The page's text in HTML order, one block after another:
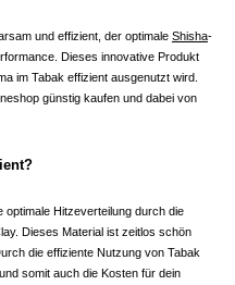
und effizient, der optimale Shisha-
Dieses innovative Produkt
im Tabak effizient ausgenutzt wird.
günstig kaufen und dabei von
optimale Hitzeverteilung durch die
Dieses Material ist zeitlos schön
die effiziente Nutzung von Tabak
somit auch die Kosten für dein